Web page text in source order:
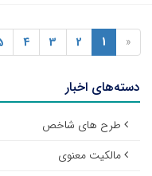
«
1
2
3
4
دسته‌های اخبار
طرح های شاخص
مالکیت معنوی